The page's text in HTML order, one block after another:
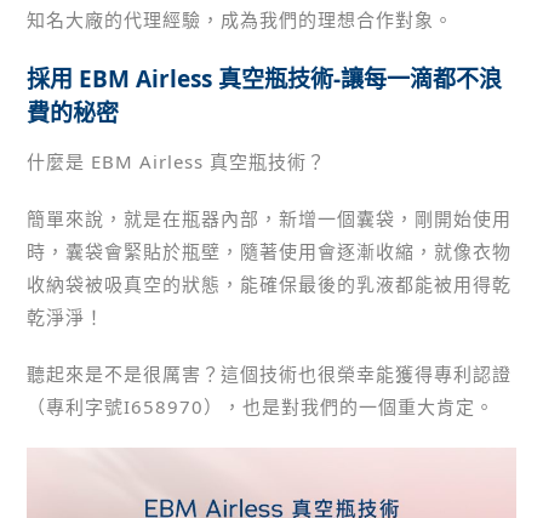
知名大廠的代理經驗，成為我們的理想合作對象。
採用 EBM Airless 真空瓶技術-讓每一滴都不浪
費的秘密
什麼是 EBM Airless 真空瓶技術？
簡單來說，就是在瓶器內部，新增一個囊袋，剛開始使用
時，囊袋會緊貼於瓶壁，隨著使用會逐漸收縮，就像衣物
收納袋被吸真空的狀態，能確保最後的乳液都能被用得乾
乾淨淨！
聽起來是不是很厲害？這個技術也很榮幸能獲得專利認證
（專利字號I658970），也是對我們的一個重大肯定。